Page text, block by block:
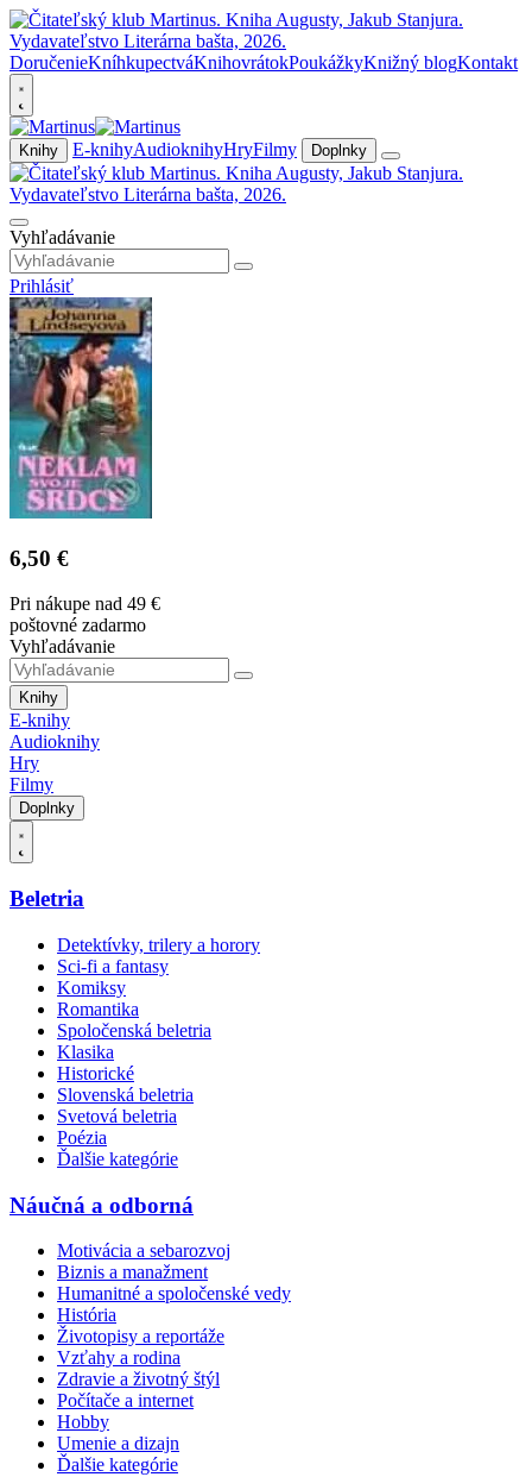
DoručenieKníhkupectváKnihovrátokPoukážkyKnižný blogKontakt
Knihy E-knihyAudioknihyHryFilmy Doplnky
Vyhľadávanie
Prihlásiť
6,50 €
Pri nákupe nad 49 €
poštovné zadarmo
Vyhľadávanie
Knihy
E-knihy
Audioknihy
Hry
Filmy
Doplnky
Beletria
Detektívky, trilery a horory
Sci-fi a fantasy
Komiksy
Romantika
Spoločenská beletria
Klasika
Historické
Slovenská beletria
Svetová beletria
Poézia
Ďalšie kategórie
Náučná a odborná
Motivácia a sebarozvoj
Biznis a manažment
Humanitné a spoločenské vedy
História
Životopisy a reportáže
Vzťahy a rodina
Zdravie a životný štýl
Počítače a internet
Hobby
Umenie a dizajn
Ďalšie kategórie